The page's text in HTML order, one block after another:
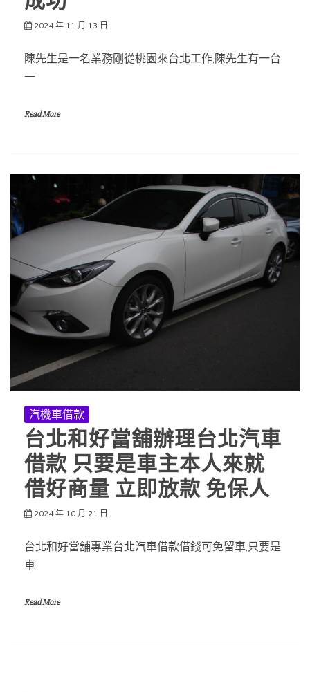
2024 年 11 月 13 日
陳先生是一名業務剛從桃園來台北工作,陳先生有一台
一
Read More
汽機車借款
台北和好當舖辦理台北汽車
借款 只要是車主本人來就
借好商量 立即放款 免保人
2024 年 10 月 21 日
台北和好當舖專業台北汽車借款借錢可免留車,只要是
車
Read More